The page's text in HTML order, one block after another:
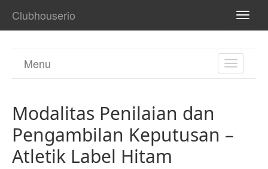
Clubhouserio
TOGGLE
Menu
Modalitas Penilaian dan
Pengambilan Keputusan –
Atletik Label Hitam